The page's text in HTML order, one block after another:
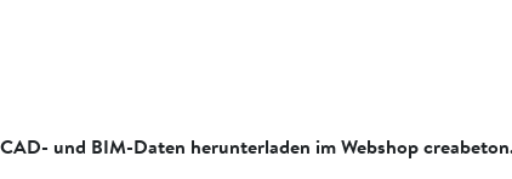
CAD- und BIM-Daten herunterladen im Webshop